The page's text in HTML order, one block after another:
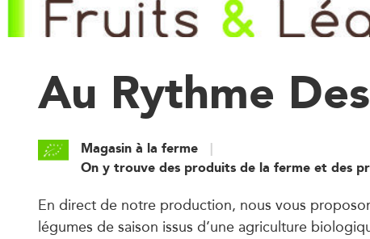
Au Rythme
Magasin à la ferme
On y trouve des produits de la ferme et des
En direct de notre production, nous vous
légumes de saison issus d’une agriculture